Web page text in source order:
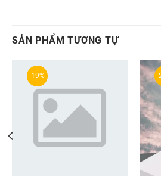
SẢN PHẨM TƯƠNG TỰ
-19% -